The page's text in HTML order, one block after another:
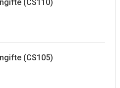
(CS110)
(CS105)